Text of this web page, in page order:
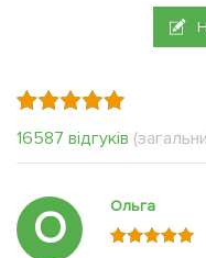
16587 відгуків
О Ольга